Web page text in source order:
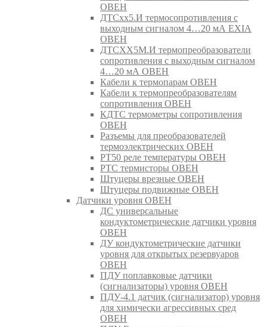
ОВЕН
ДТСхх5.И термосопротивления с
выходным сигналом 4…20 мА EXIA
ОВЕН
ДТСХХ5М.И термопреобразователи
сопротивления с выходным сигналом
4…20 мА ОВЕН
Кабели к термопарам ОВЕН
Кабели к термопреобразователям
сопротивления ОВЕН
КДТС термометры сопротивления
ОВЕН
Разъемы для преобразователей
термоэлектрических ОВЕН
РТ50 реле температуры ОВЕН
РТС термисторы ОВЕН
Штуцеры врезные ОВЕН
Штуцеры подвижные ОВЕН
Датчики уровня ОВЕН
ДС универсальные
кондуктометрические датчики уровня
ОВЕН
ДУ кондуктометрические датчики
уровня для открытых резервуаров
ОВЕН
ПДУ поплавковые датчики
(сигнализаторы) уровня ОВЕН
ПДУ-4.1 датчик (сигнализатор) уровня
для химически агрессивных сред
ОВЕН